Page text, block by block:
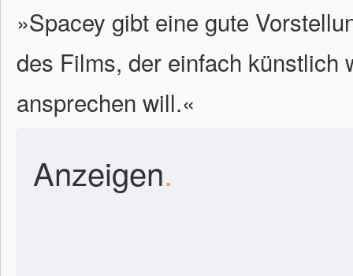
»Spacey gibt eine gute
des Films, der einfach künstlich
ansprechen will.«
Anzeigen.